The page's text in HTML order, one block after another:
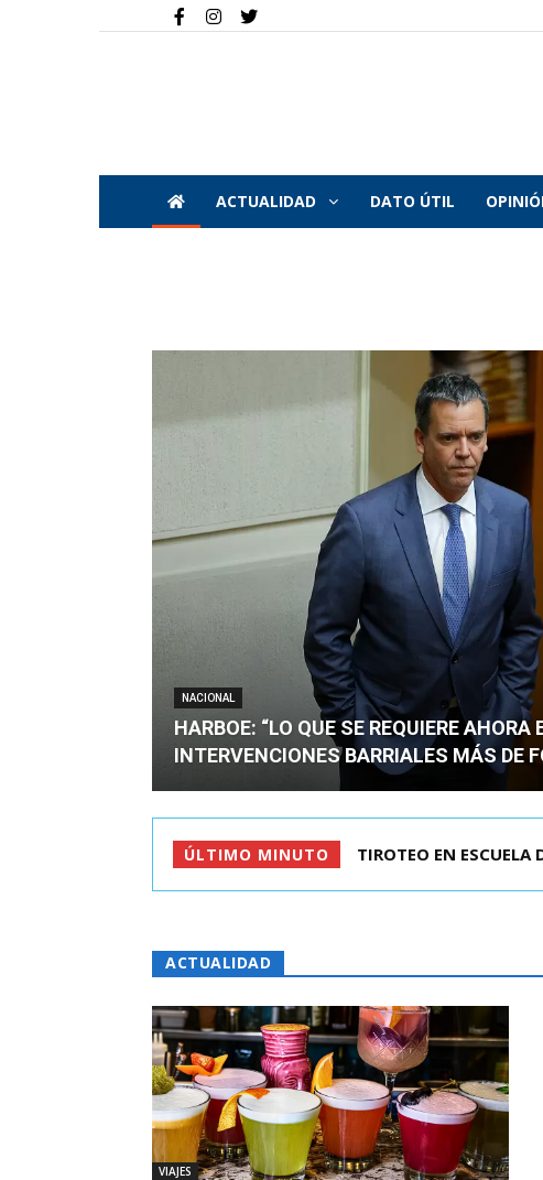
ACTUALIDAD DATO ÚTIL
NACIONAL
HARBOE: “LO QUE SE REQUIERE AHORA
INTERVENCIONES BARRIALES MÁS DE
ÚLTIMO MINUTO KAST LLEGÓ A
ACTUALIDAD
VIAJES